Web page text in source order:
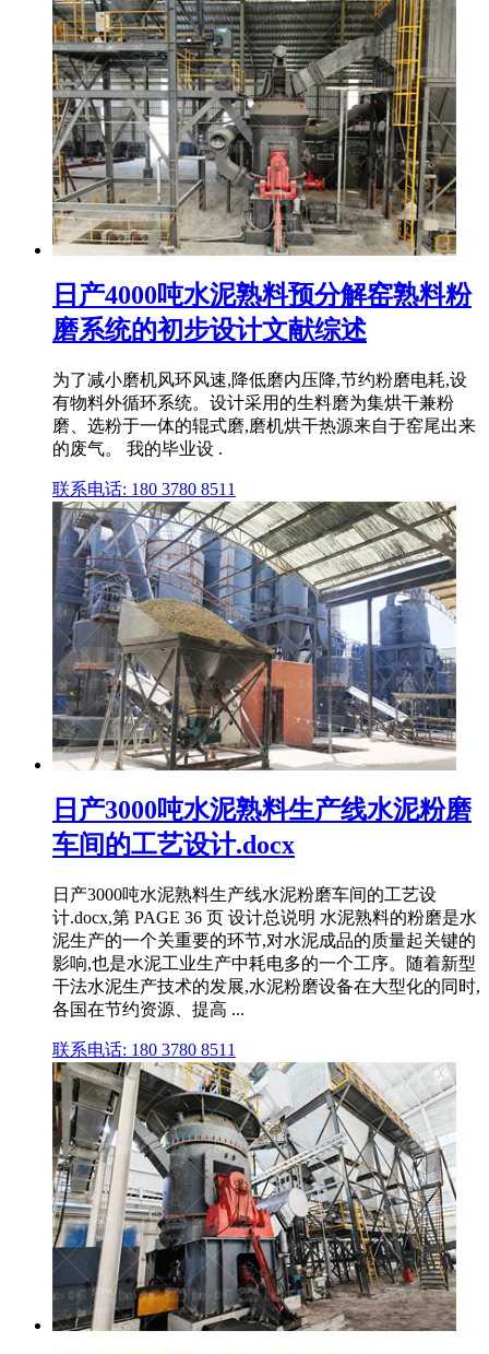
日产4000吨水泥熟料预分解窑熟料粉
磨系统的初步设计文献综述
为了减小磨机风环风速,降低磨内压降,节约粉磨电耗,设
有物料外循环系统。设计采用的生料磨为集烘干兼粉
磨、选粉于一体的辊式磨,磨机烘干热源来自于窑尾出来
的废气。 我的毕业设 .
联系电话: 180 3780 8511
日产3000吨水泥熟料生产线水泥粉磨
车间的工艺设计.docx
日产3000吨水泥熟料生产线水泥粉磨车间的工艺设
计.docx,第 PAGE 36 页 设计总说明 水泥熟料的粉磨是水
泥生产的一个关重要的环节,对水泥成品的质量起关键的
影响,也是水泥工业生产中耗电多的一个工序。随着新型
干法水泥生产技术的发展,水泥粉磨设备在大型化的同时,
各国在节约资源、提高 ...
联系电话: 180 3780 8511